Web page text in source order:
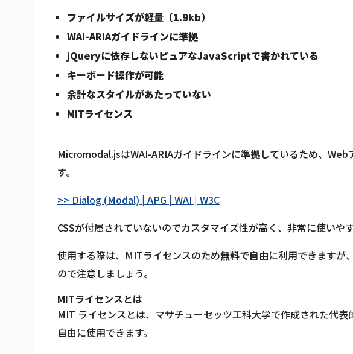
ファイルサイズが軽量（1.9kb）
WAI-ARIAガイドラインに準拠
jQueryに依存しないピュアなJavaScriptで書かれている
キーボード操作が可能
余計なスタイルがあたっていない
MITライセンス
Micromodal.jsはWAI-ARIAガイドラインに準拠しているため、
す。
>> Dialog (Modal) | APG | WAI | W3C
CSSが付属されていないのでカスタマイズ性が高く、非常に使いや
使用する際は、MITライセンスのため無料で自由に利用できますが、
ので注意しましょう。
MITライセンスとは
MIT ライセンスとは、マサチューセッツ工科大学で作成された代
自由に使用できます。